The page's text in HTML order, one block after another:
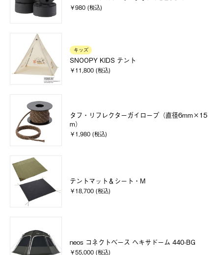
￥980 (税込)
キッズ
SNOOPY KIDS テント
￥11,800 (税込)
タフ・リフレクターガイロープ（直径6mm×15
m）
￥1,980 (税込)
テントマット＆シート・M
￥18,700 (税込)
neos コネクトベース ヘキサドーム 440-BG
￥55,000 (税込)